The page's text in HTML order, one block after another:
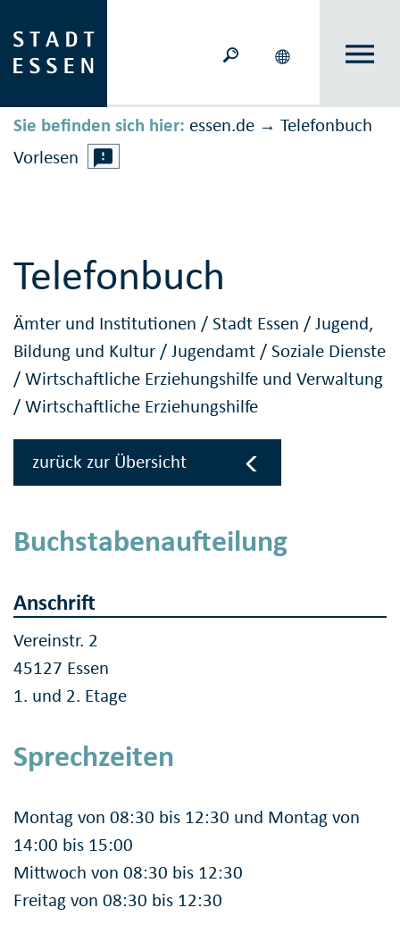
Sie befinden sich hier: essen.de → Telefonbuch
Vorlesen
Telefonbuch
Ämter und Institutionen /Stadt Essen /Jugend,
Bildung und Kultur /Jugendamt /Soziale Dienste
/Wirtschaftliche Erziehungshilfe und Verwaltung
/Wirtschaftliche Erziehungshilfe
zurück zur Übersicht
Buchstabenaufteilung
Anschrift
Vereinstr. 2
45127 Essen
1. und 2. Etage
Sprechzeiten
Montag von 08:30 bis 12:30 und Montag von
14:00 bis 15:00
Mittwoch von 08:30 bis 12:30
Freitag von 08:30 bis 12:30